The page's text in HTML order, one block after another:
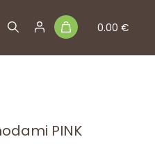
0.00 €
PINK